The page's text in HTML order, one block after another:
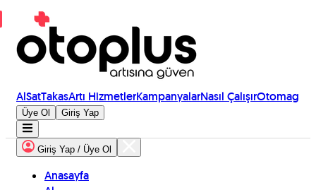
AlSatTakasArtı HizmetlerKampanyalarNasıl ÇalışırOtomag
Üye Ol Giriş Yap
Giriş Yap / Üye Ol
Anasayfa